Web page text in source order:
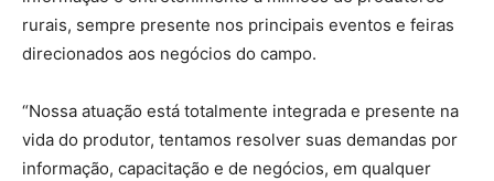
rurais, sempre presente nos principais eventos e feiras
direcionados aos negócios do campo.
“Nossa atuação está totalmente integrada e presente na
vida do produtor, tentamos resolver suas demandas por
informação, capacitação e de negócios, em qualquer